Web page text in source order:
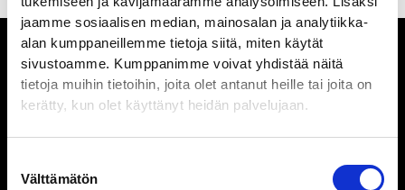
jaamme sosiaalisen median, mainosalan ja analytiikka-
alan kumppaneillemme tietoja siitä, miten käytät
sivustoamme. Kumppanimme voivat yhdistää näitä
tietoja muihin tietoihin, joita olet antanut heille tai joita on
kerätty, kun olet käyttänyt heidän palvelujaan.
valinta
Välttämätön